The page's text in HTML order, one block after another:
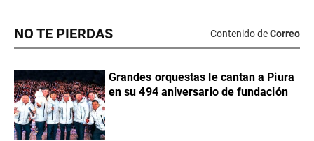
NO TE PIERDAS Contenido deCorreo
Grandes orquestas le cantan a Piura
en su 494 aniversario de fundación